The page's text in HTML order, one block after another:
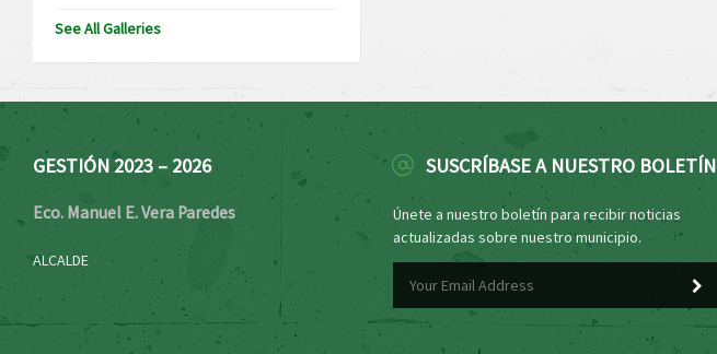
See All Galleries
GESTIÓN 2023 – 2026
Eco. Manuel E. Vera Paredes
ALCALDE
SUSCRÍBASE A NUESTRO BOLETÍN
Únete a nuestro boletín para recibir noticias
actualizadas sobre nuestro municipio.